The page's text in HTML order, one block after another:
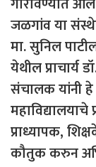
जळगांव या
मा. सुनिल
येथील प्राचार्य
संचालक यांनी
महाविद्यालयाचे
प्राध्यापक,
कौतुक करुन